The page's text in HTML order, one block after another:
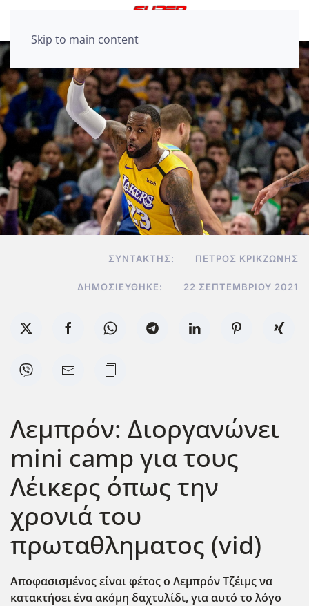
Skip to main content
ΣΥΝΤΆΚΤΗΣ: ΠΈΤΡΟΣ ΚΡΙΚΖΏΝΗΣ
ΔΗΜΟΣΙΕΎΘΗΚΕ: 22 ΣΕΠΤΕΜΒΡΊΟΥ 2021
Λεμπρόν: Διοργανώνει
mini camp για τους
Λέικερς όπως την
χρονιά του
πρωταθληματος (vid)
Αποφασισμένος είναι φέτος ο Λεμπρόν Τζέιμς να
κατακτήσει ένα ακόμη δαχτυλίδι, για αυτό το λόγο